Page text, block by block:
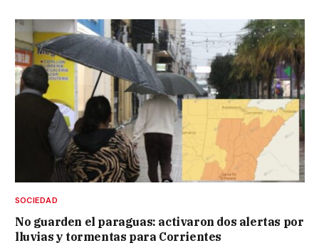
SOCIEDAD
No guarden el paraguas: activaron dos alertas por
lluvias y tormentas para Corrientes